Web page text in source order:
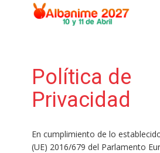
Política de
Privacidad
En cumplimiento de lo
(UE) 2016/679 del Parlamento